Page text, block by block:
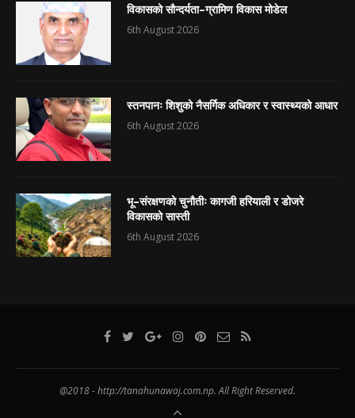
विकासको सौन्दर्यता–ग्रामिण विकास मोडेल
6th August 2026
स्तनपानः शिशुको नैसर्गिक अधिकार र स्वास्थ्यको आधार
6th August 2026
भू–संरक्षणको चुनौतीः कागजी हरियाली र डोजरे
विकासको सास्ती
6th August 2026
@2018 - http://tanahunawaj.com.np. All Right Reserved.